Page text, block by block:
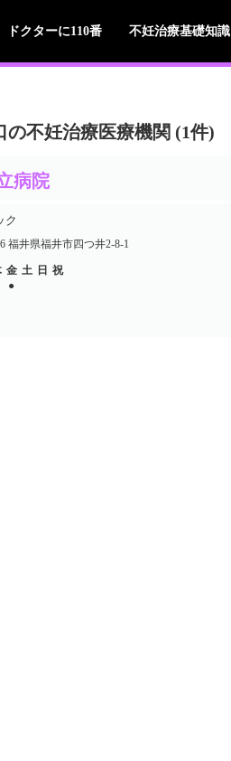
ドクターに110番 不妊治療基礎知識
の不妊治療医療機関 (1件)
病院
ク
福井県福井市四つ井2-8-1
金 土 日 祝
●